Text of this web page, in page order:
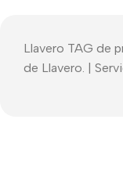
Llavero TAG de
de Llavero. |